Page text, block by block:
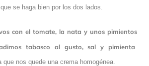
se haga bien por los dos lados.
con el tomate, la nata y unos pimientos
tabasco al gusto, sal y pimienta
nos quede una crema homogénea.